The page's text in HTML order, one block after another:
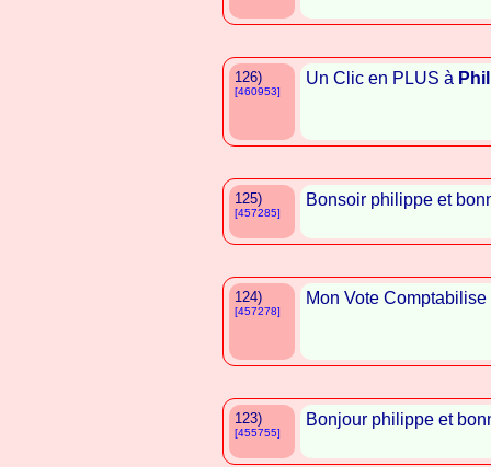
126)
[460953]
Un Clic en PLUS à
125)
[457285]
Bonsoir philippe et
124)
[457278]
Mon Vote
123)
[455755]
Bonjour philippe et